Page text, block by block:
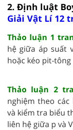
2. Định luật
Giải Vật Lí 12
Thảo luận 1
hệ giữa áp suất
hoặc kéo pit-tông
Thảo luận 2
nghiệm theo
và kiểm tra biểu
liên hệ giữa p và